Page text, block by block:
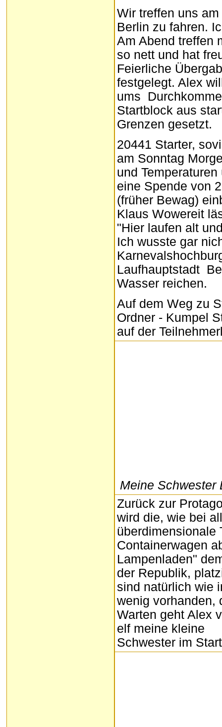
Wir treffen uns
Berlin zu fahren.
Am Abend treffen
so nett und hat
Feierliche
festgelegt. Alex
ums
Startblock aus
Grenzen gesetzt.
20441 Starter,
am Sonntag
und
eine Spende von
(früher Bewag)
Klaus Wowereit
"Hier laufen alt
Ich wusste gar
Laufhauptstadt
Wasser reichen.
Auf dem Weg zu
Ordner - Kumpel
auf der
Meine Schwester
Zurück zur
wird die, wie bei
überdimensionale
Containerwagen
Lampenladen"
der Republik,
sind natürlich wie
wenig vorhanden,
Warten geht Alex
elf meine kleine
Schwester im